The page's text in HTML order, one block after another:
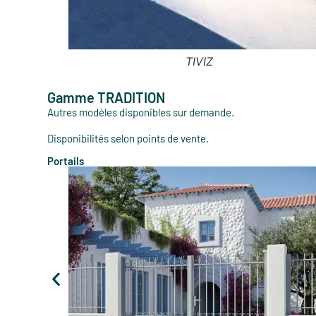
KARMEN
Gamme TRADITION
Autres modèles disponibles sur demande.
Disponibilités selon points de vente.
Portails